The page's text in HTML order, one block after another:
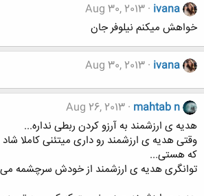
ivana
Aug 30, 2013
خواهش میکنم نیلوفر جان
ivana
Aug 30, 2013
mahtab n
Aug 26, 2013
هدیه ی ارزشمند به آرزو کردن ربطی نداره...
وقتی هدیه ی ارزشمند رو داری میتئنی کاملا
که هستی...
توانگری هدیه ی ارزشمند از خودش سرچشمه می